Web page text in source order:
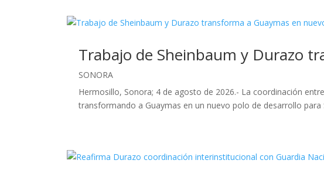
Trabajo de Sheinbaum y Durazo
SONORA
Hermosillo, Sonora; 4 de agosto de 2026.- La coordinación
transformando a Guaymas en un nuevo polo de desarrollo